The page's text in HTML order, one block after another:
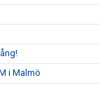
i Malmö